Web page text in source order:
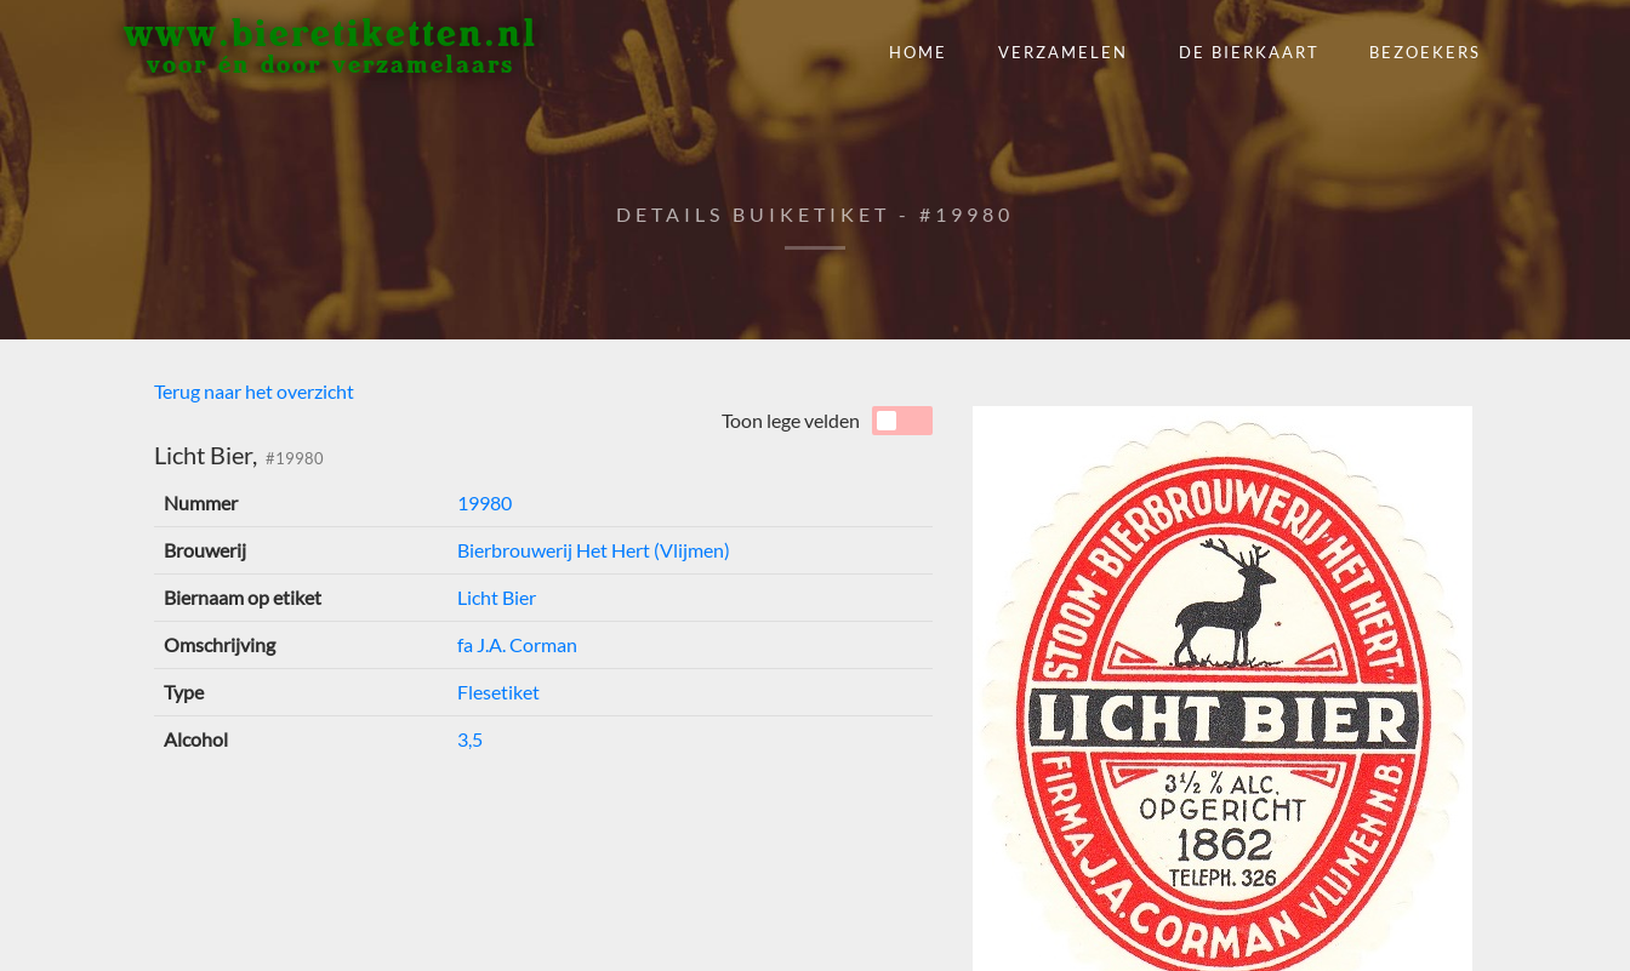
www.bieretiketten.nl
voor én door verzamelaars
HOME VERZAMELEN DE BIERKAART BEZOEKERS
DETAILS BUIKETIKET - #19980
Terug naar het overzicht
Licht Bier, #19980
Toon lege velden
Nummer 19980
Brouwerij Bierbrouwerij Het Hert (Vlijmen)
Biernaam op etiket Licht Bier
Omschrijving fa J.A. Corman
Type Flesetiket
Alcohol 3,5